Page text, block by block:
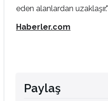
eden alanlardan uzaklaşır."
Haberler.com
Paylaş